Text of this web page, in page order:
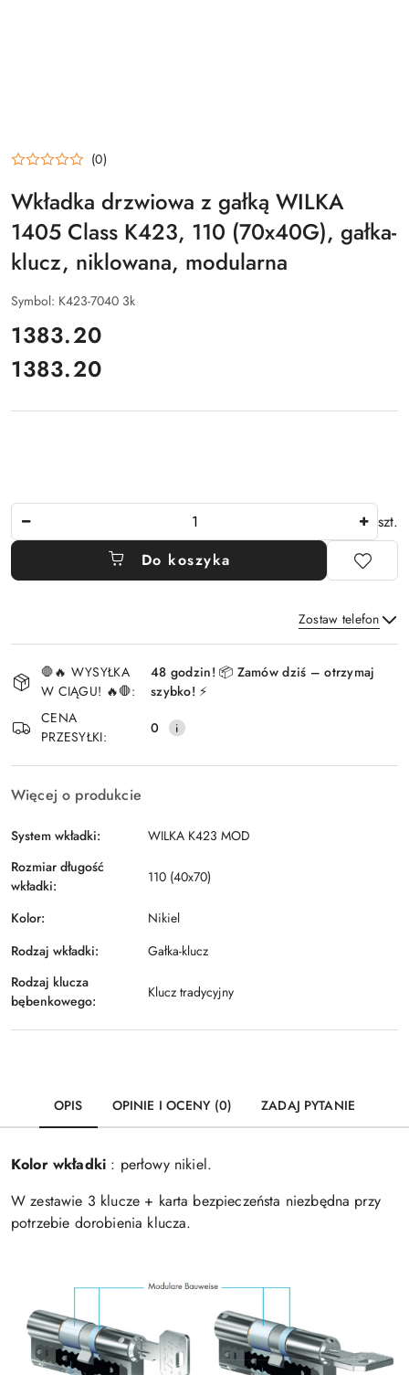
(0)
Wkładka drzwiowa z gałką WILKA
1405 Class K423, 110 (70x40G), gałka-
klucz, niklowana, modularna
Symbol: K423-7040 3k
cena:
1383.20
Cena:
1383.20
szt.
Do koszyka
Zostaw telefon
Wyślij
i
dostawa
🛑🔥 WYSYŁKA
W CIĄGU! 🔥🛑:
48 godzin! 📦 Zamów dziś – otrzymaj
szybko! ⚡
CENA
PRZESYŁKI:
0
Więcej o produkcie
System wkładki:
WILKA K423 MOD
Rozmiar długość
wkładki:
110 (40x70)
Kolor:
Nikiel
Rodzaj wkładki:
Gałka-klucz
Rodzaj klucza
bębenkowego:
Klucz tradycyjny
OPIS OPINIE I OCENY (0) ZADAJ PYTANIE
Kolor wkładki : perłowy nikiel.
W zestawie 3 klucze + karta bezpieczeństa niezbędna przy
potrzebie dorobienia klucza.